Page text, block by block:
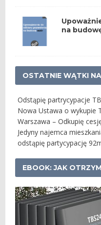
na
OSTATNIE WĄTKI
Odstąpię partrycypacje
Nowa Ustawa o wykupie
Warszawa – Odkupię
Jedyny najemca
odstąpię partycypację
EBOOK: JAK